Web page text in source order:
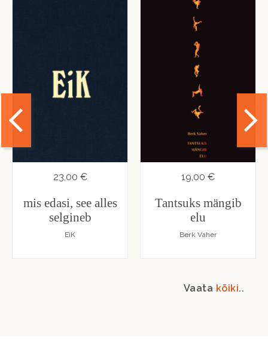
23,00 €
mis edasi, see alles
selgineb
EiK
19,00 €
Tantsuks mängib
elu
Berk Vaher
Vaata kõiki..